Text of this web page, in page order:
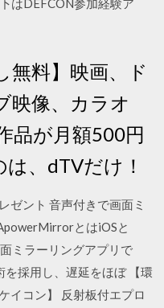
はDEFCON参加経験ア
無料】映画、ド
映像、カラオ
品が月額500円
は、dTVだけ！
ゼント 音声付きで画面ミ
とはiOSと
ミラーリングアプリで
採用し、遅延をほぼ 【環
イコン】 反射板付エプロ